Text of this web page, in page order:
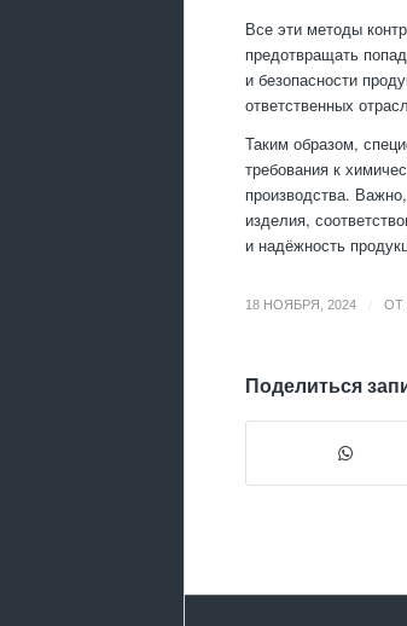
Все эти методы
предотвращать
и безопасности
ответственных
Таким образом,
требования к
производства.
изделия,
и надёжность
18 НОЯБРЯ, 2024 ОТ
Поделиться